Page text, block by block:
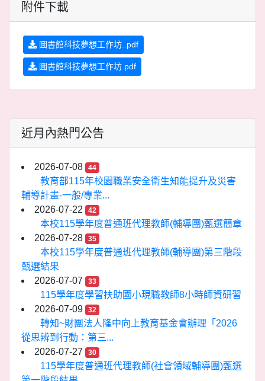
附件下載
圖書館科技夢想工作坊..pdf
圖書館科技夢想工作坊.pdf
近月內熱門公告
2026-07-08 44
教育部115年校園職業安全衛生知能提升及災害
輔導計畫-一般/專業...
2026-07-22
42
本校115學年度普通班代理教師(輔導團)甄選簡章
2026-07-28
35
本校115學年度普通班代理教師(輔導團)第三階段
甄選結果
2026-07-07
33
115學年度學習扶助國小現職教師8小時師資研習
2026-07-09
32
轉知~財團法人隆中向上教育基金會辦理「2026
從思辨到行動：第三...
2026-07-27
30
115學年度普通班代理教師(社會領域輔導團)甄選